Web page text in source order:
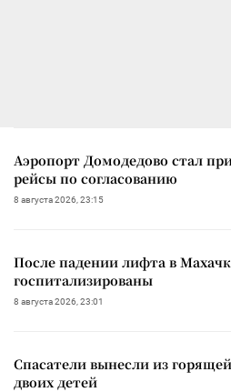
Аэропорт Домодедово стал
рейсы по согласованию
8 августа 2026, 23:15
После падении лифта в
госпитализированы
8 августа 2026, 23:01
Спасатели вынесли из
двоих детей